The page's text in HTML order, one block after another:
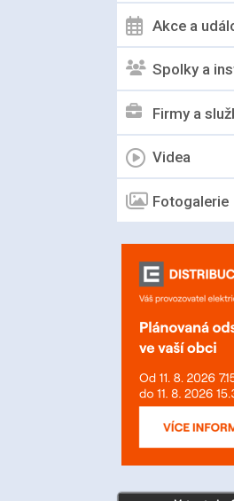
Akce a
Spolky a
Firmy a
Videa
Fotogalerie